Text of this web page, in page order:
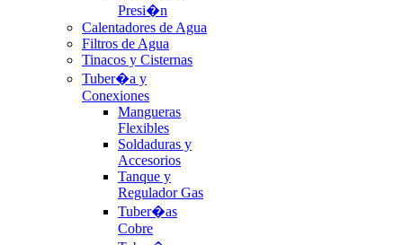
Presi�n
Calentadores de Agua
Filtros de Agua
Tinacos y Cisternas
Tuber�a y
Conexiones
Mangueras
Flexibles
Soldaduras y
Accesorios
Tanque y
Regulador Gas
Tuber�as
Cobre